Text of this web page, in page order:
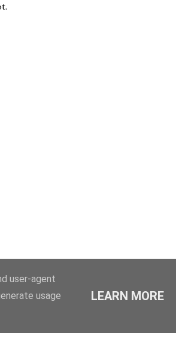
user-agent
usage
LEARN MORE